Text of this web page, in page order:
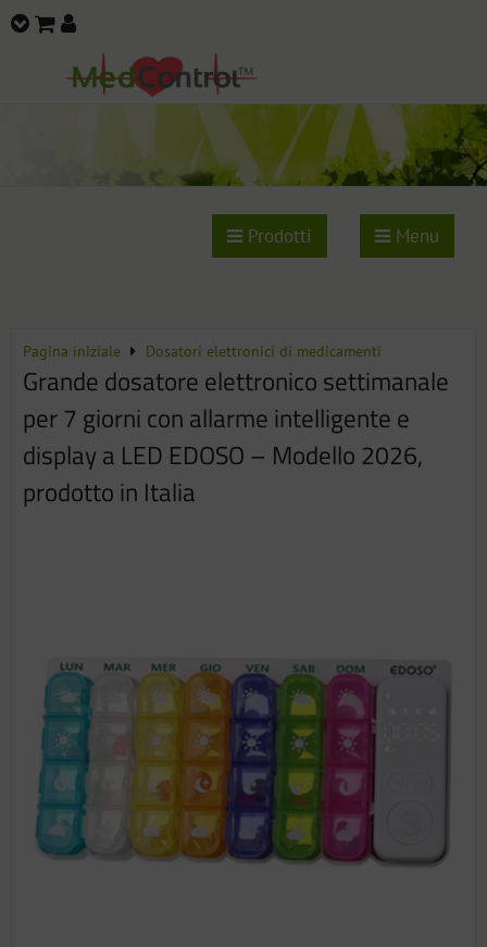
Prodotti Menu
Pagina iniziale Dosatori elettronici di medicamenti
Grande dosatore elettronico settimanale
per 7 giorni con allarme intelligente e
display a LED EDOSO – Modello 2026,
prodotto in Italia